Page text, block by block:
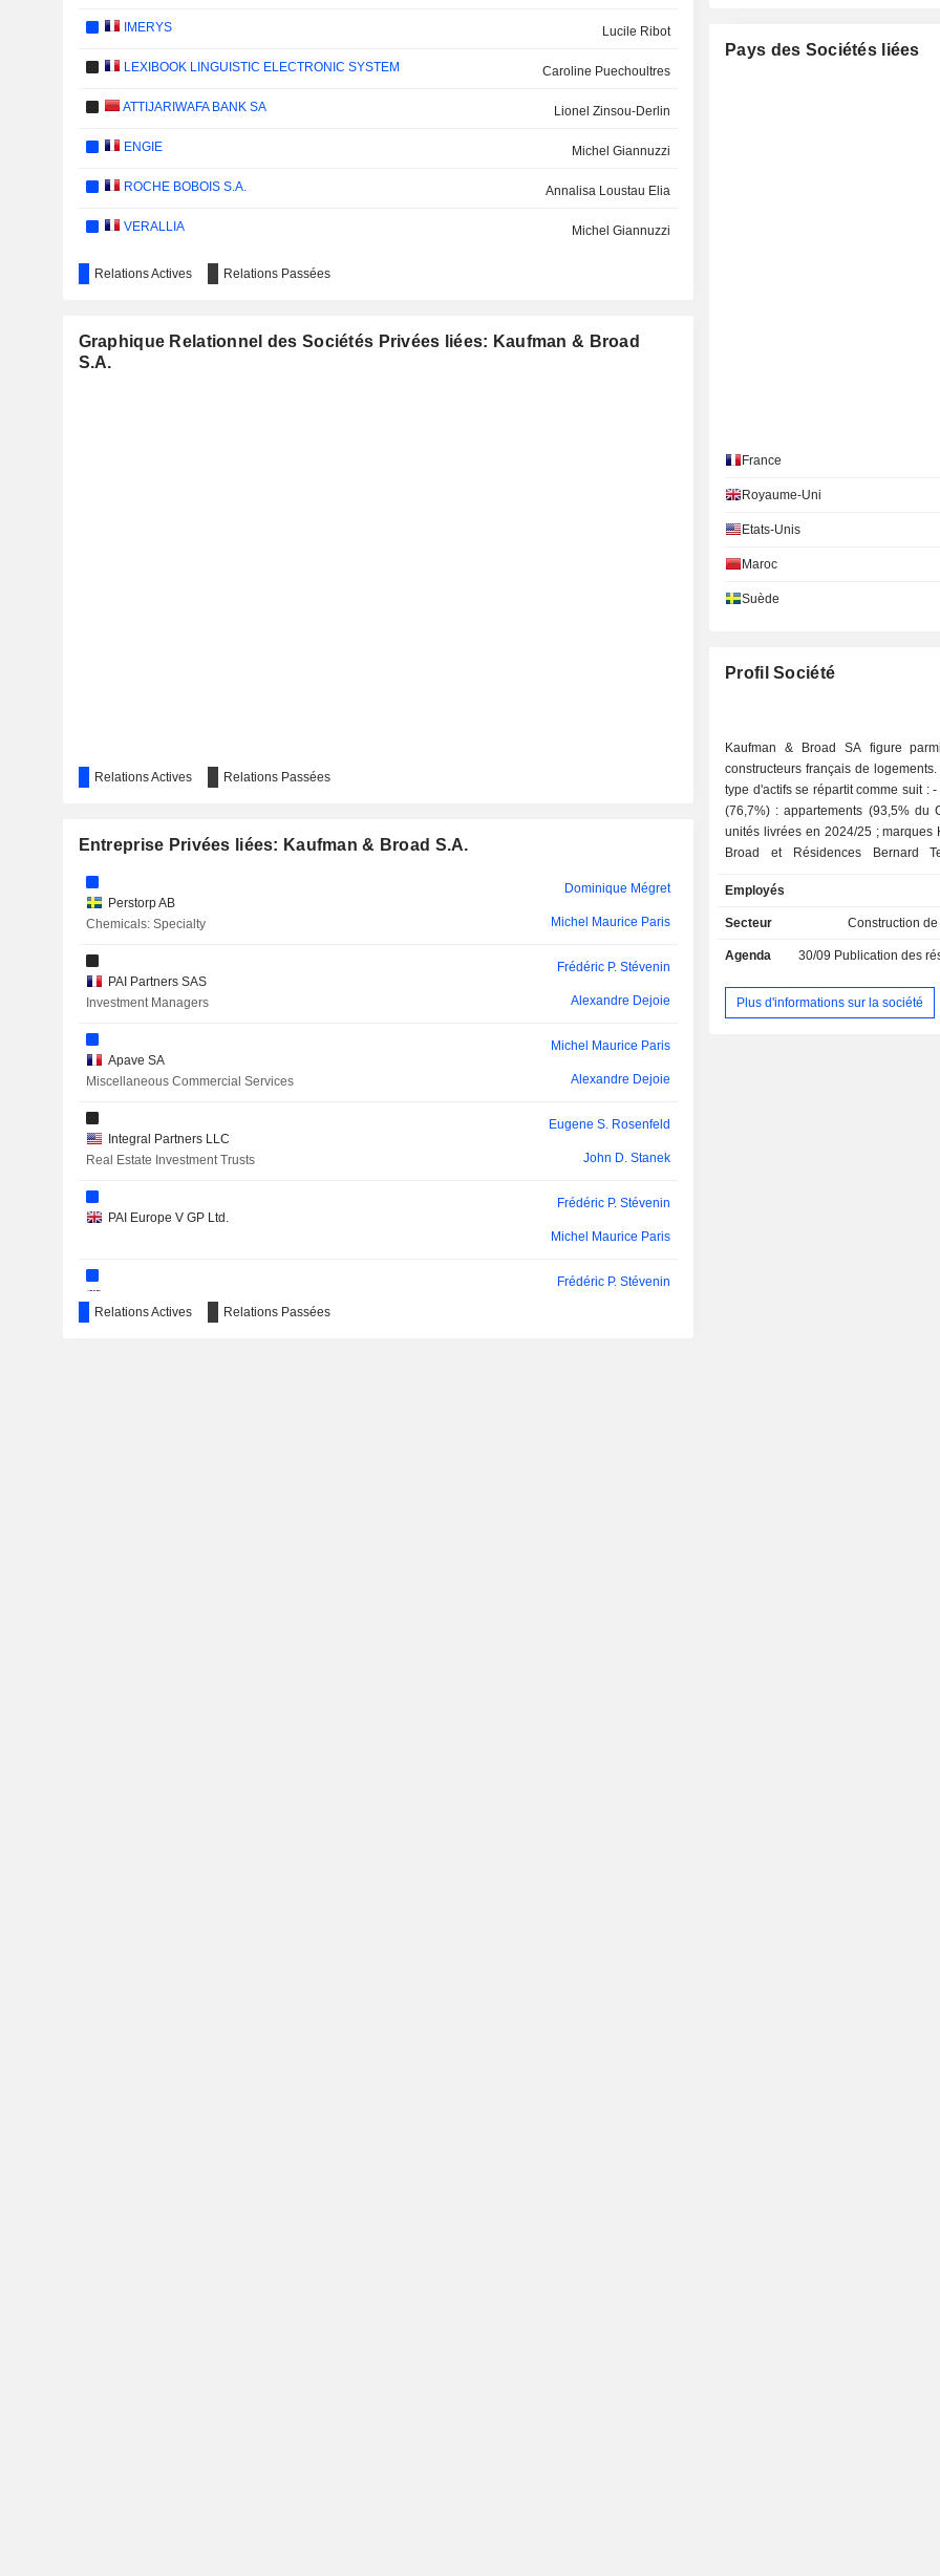
IMERYS Lucile Ribot
LEXIBOOK LINGUISTIC ELECTRONIC SYSTEM Caroline Puechoultres
ATTIJARIWAFA BANK SA Lionel Zinsou-Derlin
ENGIE Michel Giannuzzi
ROCHE BOBOIS S.A. Annalisa Loustau Elia
VERALLIA Michel Giannuzzi
Relations Actives Relations Passées
Graphique Relationnel des Sociétés Privées liées: Kaufman & Broad
S.A.
Relations Actives Relations Passées
Entreprise Privées liées: Kaufman & Broad S.A.
Perstorp AB
Chemicals: Specialty
Dominique Mégret
Michel Maurice Paris
PAI Partners SAS
Investment Managers
Frédéric P. Stévenin
Alexandre Dejoie
Apave SA
Miscellaneous Commercial Services
Michel Maurice Paris
Alexandre Dejoie
Integral Partners LLC
Real Estate Investment Trusts
Eugene S. Rosenfeld
John D. Stanek
PAI Europe V GP Ltd.
Frédéric P. Stévenin
Michel Maurice Paris
Frédéric P. Stévenin
Relations Actives Relations Passées
Pays des Sociétés liées
France
Royaume-Uni
Etats-Unis
Maroc
Suède
Profil Société
Kaufman & Broad SA figure
constructeurs français de
type d'actifs se répartit comme suit : - logements
(76,7%) : appartements (93,5% du
unités livrées en 2024/25 ; marques
Broad et Résidences Bernard
unités livrées) ; - immobilier d'entreprise (21,9%)
: notamment bureaux et locaux
(0,6%) concerne la vente de
Employés
Secteur Construction
Agenda 30/09 Publication des résultats
Plus d'informations sur la société